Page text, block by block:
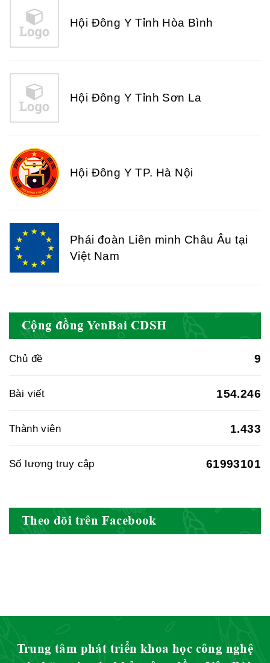
Hiệp hội doanh nghiệp dược Việt
Hội Đông Y Việt Nam
Cộng đồng YenBai CDSH
Chủ đề 9
Bài viết 154.246
Thành viên 1.433
Số lượng truy cập 61993101
Theo dõi trên Facebook
Trung tâm phát triển khoa học công nghệ